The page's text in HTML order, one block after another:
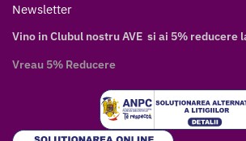
Newsletter
Vino in Clubul nostru AVE si ai 5% reducere
Vreau 5% Reducere